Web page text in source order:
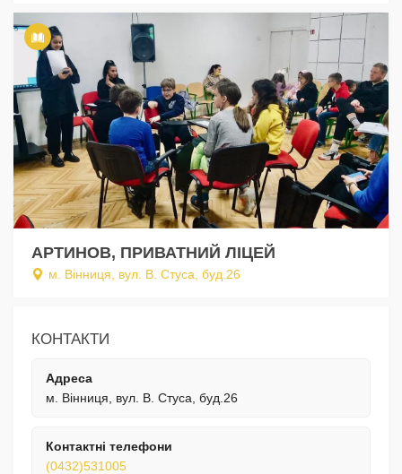
АРТИНОВ, ПРИВАТНИЙ ЛІЦЕЙ
м. Вінниця, вул. В. Стуса, буд.26
КОНТАКТИ
Адреса
м. Вінниця, вул. В. Стуса, буд.26
Контактні телефони
(0432)531005